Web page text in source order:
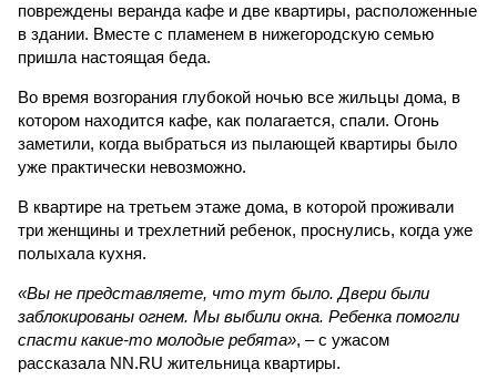
повреждены веранда кафе и две квартиры, расположенные
в здании. Вместе с пламенем в нижегородскую семью
пришла настоящая беда.
Во время возгорания глубокой ночью все жильцы дома, в
котором находится кафе, как полагается, спали. Огонь
заметили, когда выбраться из пылающей квартиры было
уже практически невозможно.
В квартире на третьем этаже дома, в которой проживали
три женщины и трехлетний ребенок, проснулись, когда уже
полыхала кухня.
«Вы не представляете, что тут было. Двери были
заблокированы огнем. Мы выбили окна. Ребенка помогли
спасти какие-то молодые ребята», – с ужасом
рассказала NN.RU жительница квартиры.